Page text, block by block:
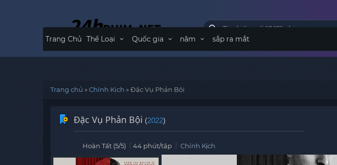
Trang Chủ Thể Loại Quốc gia năm sắp ra mắt
Trang chủ »Chính Kịch »Đặc Vụ Phản Bội
Đặc Vụ Phản Bội (2022)
Hoàn Tất (5/5) 44 phút/tập Chính Kịch